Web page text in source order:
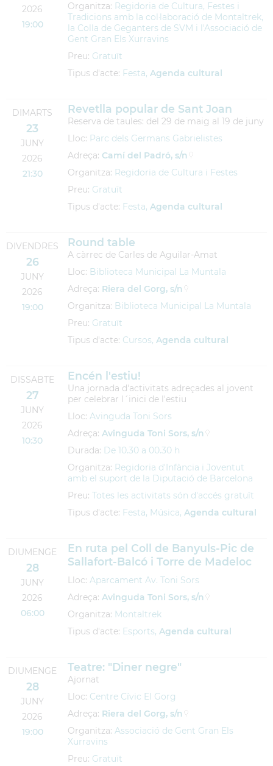
2026
19:00
Organitza: Regidoria de Cultura, Festes i
Tradicions amb la col·laboració de Montaltrek,
la Colla de Geganters de SVM i l'Associació de
Gent Gran Els Xurravins
Preu: Gratuït
Tipus d'acte: Festa, Agenda cultural
DIMARTS
23
JUNY
2026
21:30
Revetlla popular de Sant Joan
Reserva de taules: del 29 de maig al 19 de juny
Lloc: Parc dels Germans Gabrielistes
Adreça: Camí del Padró, s/n
Organitza: Regidoria de Cultura i Festes
Preu: Gratuït
Tipus d'acte: Festa, Agenda cultural
DIVENDRES
26
JUNY
2026
19:00
Round table
A càrrec de Carles de Aguilar-Amat
Lloc: Biblioteca Municipal La Muntala
Adreça: Riera del Gorg, s/n
Organitza: Biblioteca Municipal La Muntala
Preu: Gratuït
Tipus d'acte: Cursos, Agenda cultural
DISSABTE
27
JUNY
2026
10:30
Encén l'estiu!
Una jornada d'activitats adreçades al jovent
per celebrar l´inici de l'estiu
Lloc: Avinguda Toni Sors
Adreça: Avinguda Toni Sors, s/n
Durada: De 10.30 a 00.30 h
Organitza: Regidoria d'Infància i Joventut
amb el suport de la Diputació de Barcelona
Preu: Totes les activitats són d'accés gratuït
Tipus d'acte: Festa, Música, Agenda cultural
DIUMENGE
28
JUNY
2026
06:00
En ruta pel Coll de Banyuls-Pic de
Sallafort-Balcó i Torre de Madeloc
Lloc: Aparcament Av. Toni Sors
Adreça: Avinguda Toni Sors, s/n
Organitza: Montaltrek
Tipus d'acte: Esports, Agenda cultural
DIUMENGE
28
JUNY
2026
19:00
Teatre: "Diner negre"
Ajornat
Lloc: Centre Cívic El Gorg
Adreça: Riera del Gorg, s/n
Organitza: Associació de Gent Gran Els
Xurravins
Preu: Gratuït